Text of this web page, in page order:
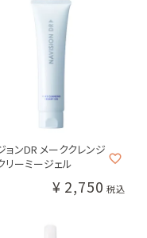
液・クリーム
ョンDR メーククレンジ
リーミージェル
¥ 2,750 税込